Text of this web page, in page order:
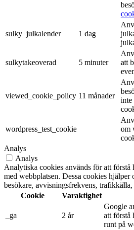
sulky_julkalender 1 dag
sulkytakeoverad 5 minuter
att
viewed_cookie_policy 11 månader
inte
wordpress_test_cookie
om
Analys
Analys
Analytiska cookies används för att förstå
med webbplatsen. Dessa cookies hjälper
besökare, avvisningsfrekvens, trafikkälla,
Cookie
Varaktighet
_ga 2 år
Google
att förstå
runt på